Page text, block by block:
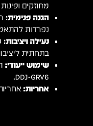
מחוזקים
הגנה פנימית:
נפרדות
נעילה ויציבות:
בתחתית
שימוש ייעודי:
DDJ-GRV6.
אחריות: